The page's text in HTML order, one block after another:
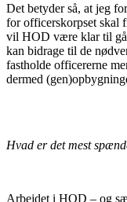
Det betyder så, at jeg
for officerskorpset skal
vil HOD være klar til gå
kan bidrage til de
fastholde officererne
dermed
Hvad er det mest
Arbejdet i HOD – og